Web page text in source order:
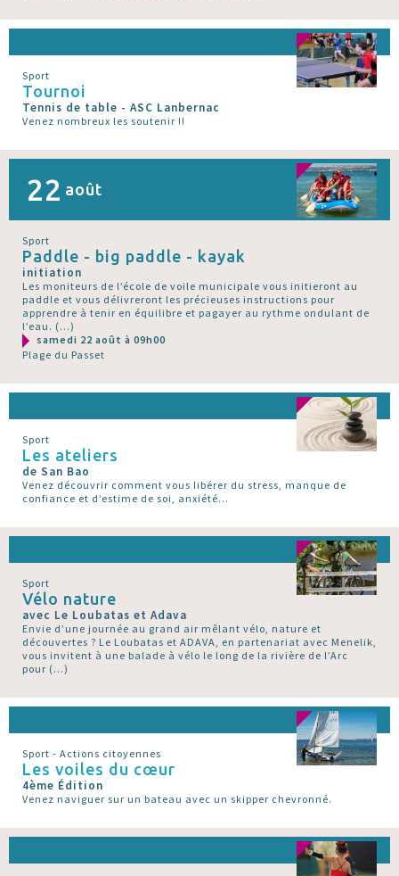
Sport
Tournoi
Tennis de table - ASC Lanbernac
Venez nombreux les soutenir !!
22 août
Sport
Paddle - big paddle - kayak
initiation
Les moniteurs de l’école de voile municipale vous initieront au
paddle et vous délivreront les précieuses instructions pour
apprendre à tenir en équilibre et pagayer au rythme ondulant de
l’eau. (…)
samedi 22 août à 09h00
Plage du Passet
Sport
Les ateliers
de San Bao
Venez découvrir comment vous libérer du stress, manque de
confiance et d’estime de soi, anxiété...
Sport
Vélo nature
avec Le Loubatas et Adava
Envie d’une journée au grand air mêlant vélo, nature et
découvertes ? Le Loubatas et ADAVA, en partenariat avec Menelik,
vous invitent à une balade à vélo le long de la rivière de l’Arc
pour (…)
Sport - Actions citoyennes
Les voiles du cœur
4ème Édition
Venez naviguer sur un bateau avec un skipper chevronné.